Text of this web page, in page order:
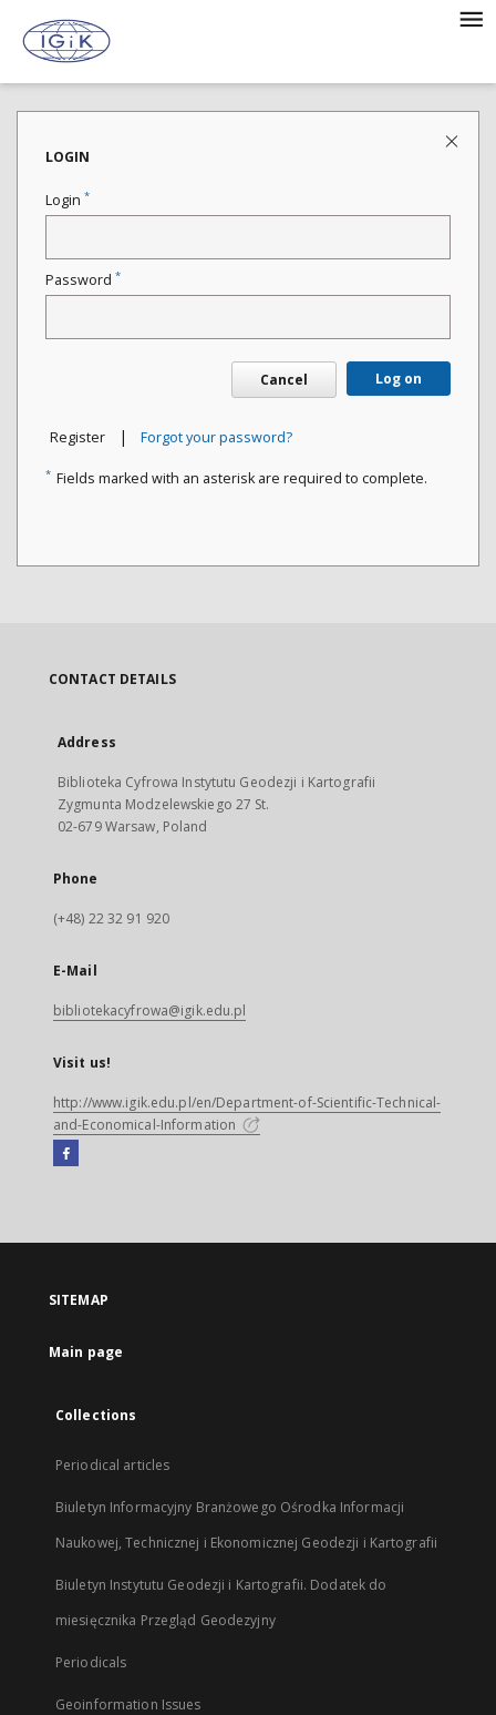
LOGIN
Login *
Password *
Cancel Log on
Register | Forgot your password?
* Fields marked with an asterisk are required to complete.
CONTACT DETAILS
Address
Biblioteka Cyfrowa Instytutu Geodezji i Kartografii
Zygmunta Modzelewskiego 27 St.
02-679 Warsaw, Poland
Phone
(+48) 22 32 91 920
E-Mail
bibliotekacyfrowa@igik.edu.pl
Visit us!
http://www.igik.edu.pl/en/Department-of-Scientific-Technical-
and-Economical-Information
Facebook
open
new
SITEMAP
Main page
Collections
Periodical articles
Biuletyn Informacyjny Branżowego Ośrodka Informacji
Naukowej, Technicznej i Ekonomicznej Geodezji i Kartografii
Biuletyn Instytutu Geodezji i Kartografii. Dodatek do
miesięcznika Przegląd Geodezyjny
Periodicals
Geoinformation Issues